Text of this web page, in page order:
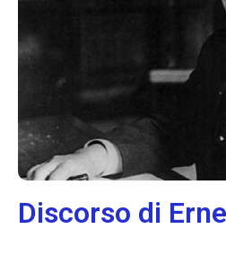
Discorso di